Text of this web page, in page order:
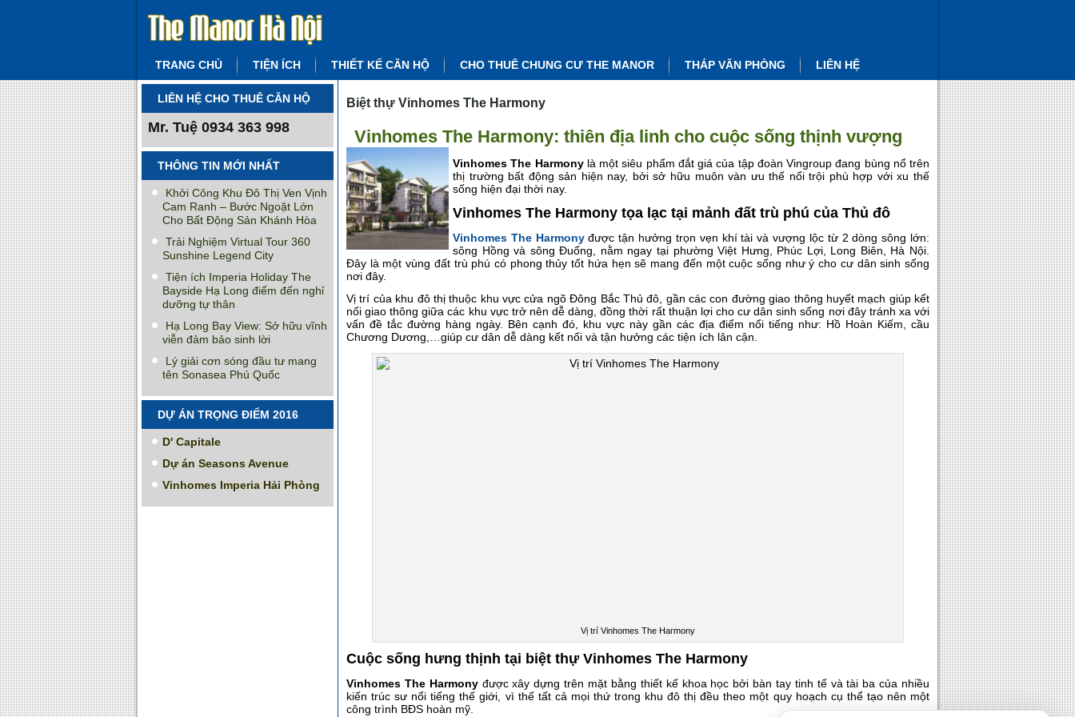
TRANG CHỦ TIỆN ÍCH THIẾT KẾ CĂN HỘ CHO THUÊ CHUNG CƯ THE MANOR THÁP VĂN PHÒNG LIÊN HỆ
LIÊN HỆ CHO THUÊ CĂN HỘ
Mr. Tuệ 0934 363 998
THÔNG TIN MỚI NHẤT
Khởi Công Khu Đô Thị Ven Vịnh
Cam Ranh – Bước Ngoặt Lớn
Cho Bất Động Sản Khánh Hòa
Trải Nghiệm Virtual Tour 360
Sunshine Legend City
Tiện ích Imperia Holiday The
Bayside Hạ Long điểm đến nghỉ
dưỡng tự thân
Hạ Long Bay View: Sở hữu vĩnh
viễn đảm bảo sinh lời
Lý giải cơn sóng đầu tư mang
tên Sonasea Phú Quốc
DỰ ÁN TRỌNG ĐIỂM 2016
D' Capitale
Dự án Seasons Avenue
Vinhomes Imperia Hải Phòng
Biệt thự Vinhomes The Harmony
Vinhomes The Harmony: thiên địa linh cho cuộc sống thịnh vượng
Vinhomes The Harmonylà một siêu phẩm đắt giá của tập đoàn Vingroup đang bùng nổ trên
thị trường bất động sản hiện nay, bởi sở hữu muôn vàn ưu thế nổi trội phù hợp với xu thế
sống hiện đại thời nay.
Vinhomes The Harmony tọa lạc tại mảnh đất trù phú của Thủ đô
Vinhomes The Harmonyđược tận hưởng trọn vẹn khí tài và vượng lộc từ 2 dòng sông lớn:
sông Hồng và sông Đuống, nằm ngay tại phường Việt Hưng, Phúc Lợi, Long Biên, Hà Nội.
Đây là một vùng đất trù phú có phong thủy tốt hứa hẹn sẽ mang đến một cuộc sống như ý cho cư dân sinh sống
nơi đây.
Vị trí của khu đô thị thuộc khu vực cửa ngõ Đông Bắc Thủ đô, gần các con đường giao thông huyết mạch giúp kết
nối giao thông giữa các khu vực trở nên dễ dàng, đồng thời rất thuận lợi cho cư dân sinh sống nơi đây tránh xa với
vấn đề tắc đường hàng ngày. Bên cạnh đó, khu vực này gần các địa điểm nổi tiếng như: Hồ Hoàn Kiếm, cầu
Chương Dương,…giúp cư dân dễ dàng kết nối và tận hưởng các tiện ích lân cận.
Vị trí Vinhomes The Harmony
Cuộc sống hưng thịnh tại biệt thự Vinhomes The Harmony
Vinhomes The Harmonyđược xây dựng trên mặt bằng thiết kế khoa học bởi bàn tay tinh tế và tài ba của nhiều
kiến trúc sư nổi tiếng thế giới, vì thế tất cả mọi thứ trong khu đô thị đều theo một quy hoạch cụ thể tạo nên một
công trình BĐS hoàn mỹ.